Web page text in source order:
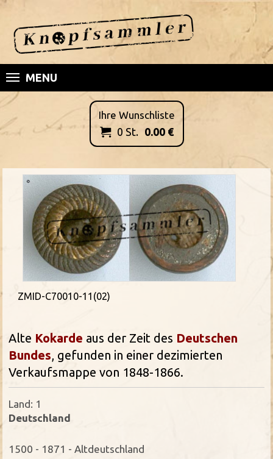
MENU
Ihre Wunschliste
 0 St. 0.00€
ZMID-C70010-11(02)
Alte Kokarde aus der Zeit des Deutschen
Bundes, gefunden in einer dezimierten
Verkaufsmappe von 1848-1866.
Land: 1
Deutschland
1500 - 1871 - Altdeutschland